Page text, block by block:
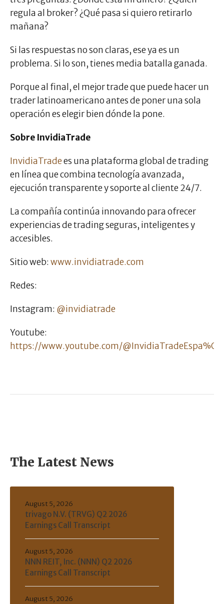
regula al broker? ¿Qué pasa si quiero retirarlo
mañana?
Si las respuestas no son claras, ese ya es un
problema. Si lo son, tienes media batalla ganada.
Porque al final, el mejor trade que puede hacer un
trader latinoamericano antes de poner una sola
operación es elegir bien dónde la pone.
Sobre InvidiaTrade
InvidiaTradees una plataforma global de trading
en línea que combina tecnología avanzada,
ejecución transparente y soporte al cliente 24/7.
La compañía continúa innovando para ofrecer
experiencias de trading seguras, inteligentes y
accesibles.
Sitio web: www.invidiatrade.com
Redes:
Instagram: @invidiatrade
Youtube:
https://www.youtube.com/
The Latest News
trivago N.V. (TRVG) Q2 2026
Earnings Call Transcript
August 5, 2026
NNN REIT, Inc. (NNN) Q2 2026
Earnings Call Transcript
August 5, 2026
August 5, 2026